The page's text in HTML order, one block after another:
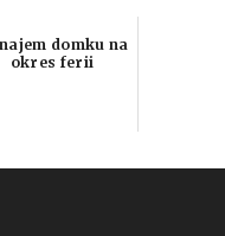
domku na
okres ferii